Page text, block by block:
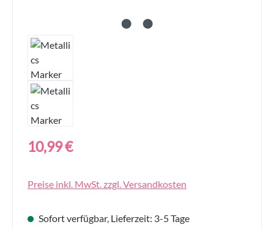
Regulärer Preis:
10,99 €
Preise inkl. MwSt. zzgl. Versandkosten
Sofort verfügbar, Lieferzeit: 3-5 Tage